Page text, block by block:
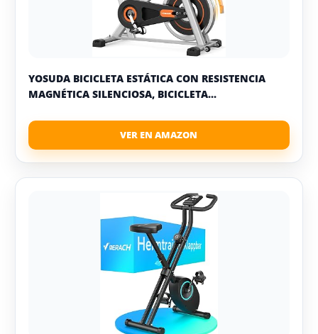
YOSUDA BICICLETA ESTÁTICA CON RESISTENCIA
MAGNÉTICA SILENCIOSA, BICICLETA...